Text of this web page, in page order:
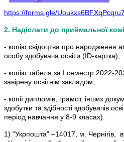
https://forms.gle/Uoukxs6BFXqPcqru7
2. Надіслати до приймальної
- копію свідоцтва про народження
особу здобувача освіти (ID-картка);
- копію табеля за І семестр 2022-
завірену освітнім закладом;
- копії дипломів, грамот, інших
здобутки та здібності здобувачів
період навчання у 8-9 класах).
1) “Укрпошта” –14017, м. Чернігів,